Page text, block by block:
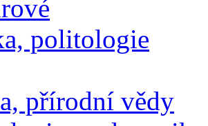
politologie
přírodní vědy